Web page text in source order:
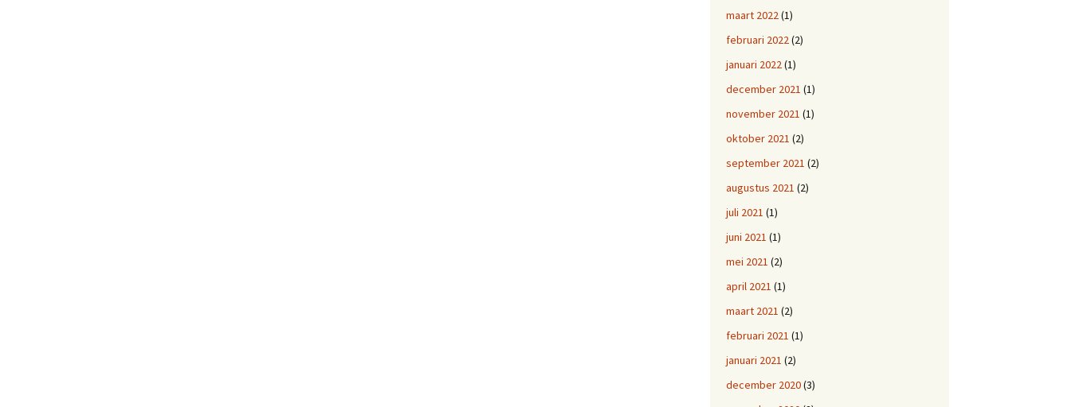
maart 2022(1)
februari 2022(2)
januari 2022(1)
december 2021 (1)
november 2021 (1)
oktober 2021 (2)
september 2021 (2)
augustus 2021 (2)
juli 2021 (1)
juni 2021 (1)
mei 2021 (2)
april 2021 (1)
maart 2021 (2)
februari 2021 (1)
januari 2021 (2)
december 2020(3)